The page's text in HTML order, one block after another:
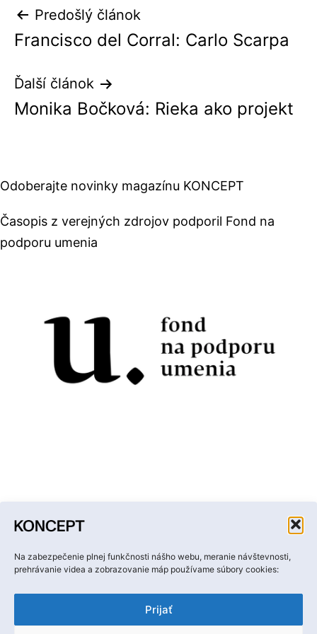
Na zabezpečenie plnej funkčnosti nášho webu, meranie návštevnosti,
prehrávanie videa a zobrazovanie máp používame súbory cookies:
Prijať
Navigácia
v
článku
Predošlý článok
Francisco del Corral: Carlo Scarpa
Ďalší článok
Monika Bočková: Rieka ako projekt
Odoberajte novinky magazínu KONCEPT
Časopis z verejných zdrojov podporil Fond na
podporu umenia